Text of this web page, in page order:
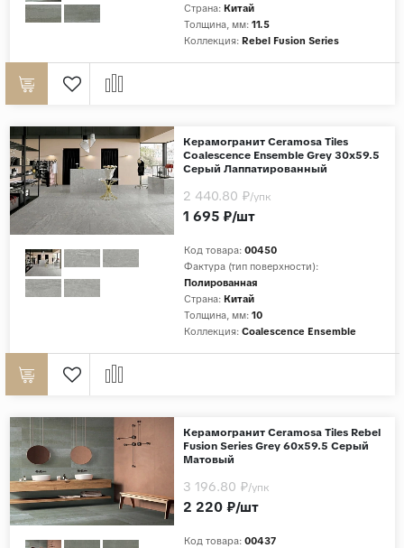
Страна: Китай
Толщина, мм: 11.5
Коллекция: Rebel Fusion Series
Керамогранит Ceramosa Tiles
Coalescence Ensemble Grey 30x59.5
Серый Лаппатированный
Код товара: 00450
Фактура (тип поверхности):
Полированная
Страна: Китай
Толщина, мм: 10
Коллекция: Coalescence Ensemble
1 695 ₽/шт
2 440.80 ₽/упк
Керамогранит Ceramosa Tiles Rebel
Fusion Series Grey 60x59.5 Серый
Матовый
Код товара: 00437
2 220 ₽/шт
3 196.80 ₽/упк